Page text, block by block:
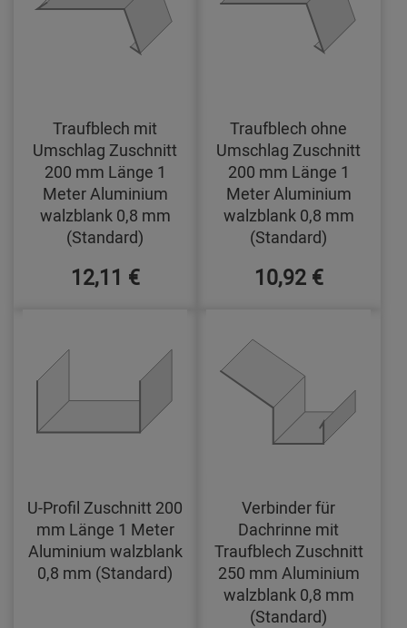
Traufblech mit
Umschlag Zuschnitt
200 mm Länge 1
Meter Aluminium
walzblank 0,8 mm
(Standard)
12,11 €
Traufblech ohne
Umschlag Zuschnitt
200 mm Länge 1
Meter Aluminium
walzblank 0,8 mm
(Standard)
10,92 €
U-Profil Zuschnitt 200
mm Länge 1 Meter
Aluminium walzblank
0,8 mm (Standard)
Verbinder für
Dachrinne mit
Traufblech Zuschnitt
250 mm Aluminium
walzblank 0,8 mm
(Standard)